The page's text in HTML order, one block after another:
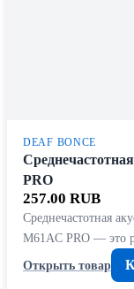
DEAF BONCE
PRO
257.00 RUB
Среднечастотная
M61AC PRO — это
Открыть товар